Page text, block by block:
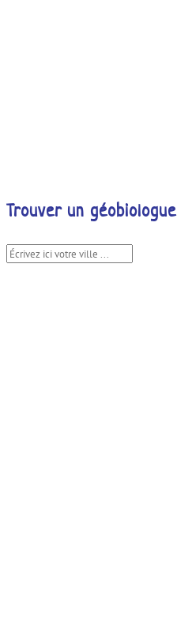
Trouver un géobiologue